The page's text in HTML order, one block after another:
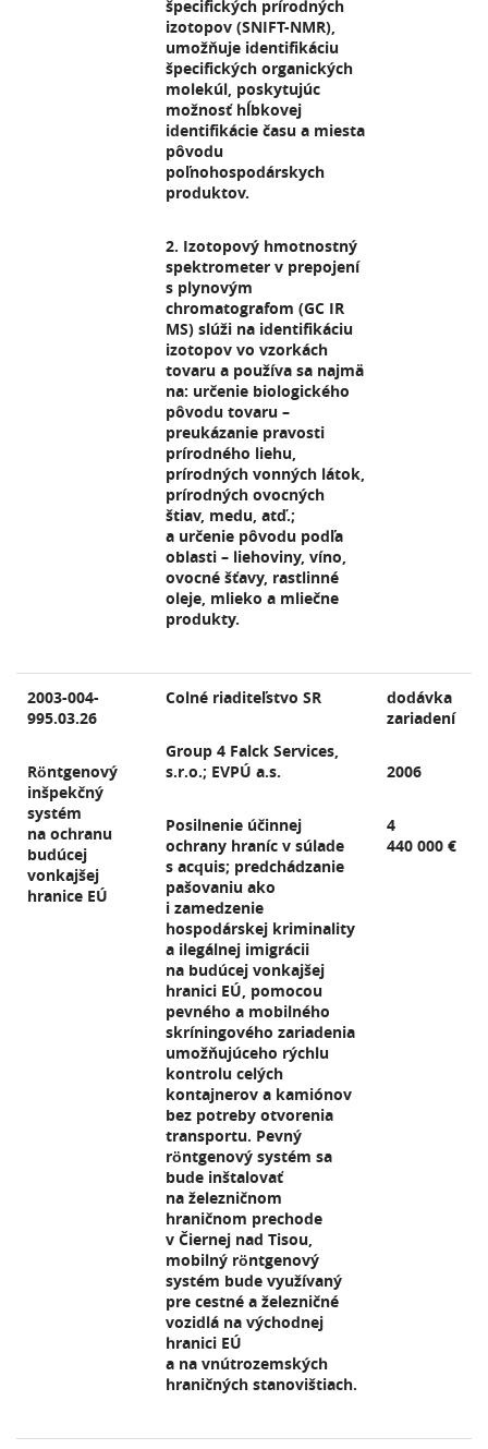
špecifických prírodných
izotopov (SNIFT-NMR),
umožňuje identifikáciu
špecifických organických
molekúl, poskytujúc
možnosť hĺbkovej
identifikácie času a miesta
pôvodu
poľnohospodárskych
produktov.
2. Izotopový hmotnostný
spektrometer v prepojení
s plynovým
chromatografom (GC IR
MS) slúži na identifikáciu
izotopov vo vzorkách
tovaru a používa sa najmä
na: určenie biologického
pôvodu tovaru –
preukázanie pravosti
prírodného liehu,
prírodných vonných látok,
prírodných ovocných
štiav, medu, atď.;
a určenie pôvodu podľa
oblasti – liehoviny, víno,
ovocné šťavy, rastlinné
oleje, mlieko a mliečne
produkty.
2003-004-
995.03.26
Röntgenový
inšpekčný
systém
na ochranu
budúcej
vonkajšej
hranice EÚ
Colné riaditeľstvo SR
Group 4 Falck Services,
s.r.o.; EVPÚ a.s.
Posilnenie účinnej
ochrany hraníc v súlade
s acquis; predchádzanie
pašovaniu ako
i zamedzenie
hospodárskej kriminality
a ilegálnej imigrácii
na budúcej vonkajšej
hranici EÚ, pomocou
pevného a mobilného
skríningového zariadenia
umožňujúceho rýchlu
kontrolu celých
kontajnerov a kamiónov
bez potreby otvorenia
transportu. Pevný
röntgenový systém sa
bude inštalovať
na železničnom
hraničnom prechode
v Čiernej nad Tisou,
mobilný röntgenový
systém bude využívaný
pre cestné a železničné
vozidlá na východnej
hranici EÚ
a na vnútrozemských
hraničných stanovištiach.
dodávka
zariadení
2006
4
440 000 €